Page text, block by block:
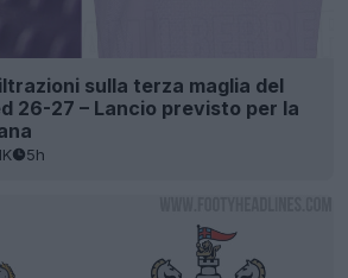
sulla terza maglia del
26-27 – Lancio previsto per la
5h